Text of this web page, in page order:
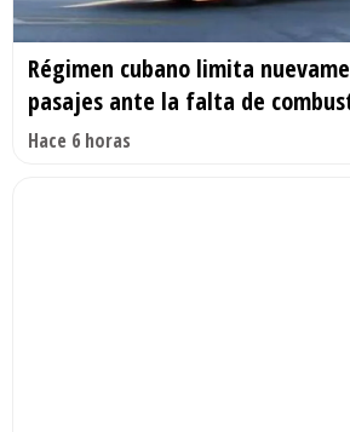
Régimen cubano limita
pasajes ante la falta de
Hace 6 horas